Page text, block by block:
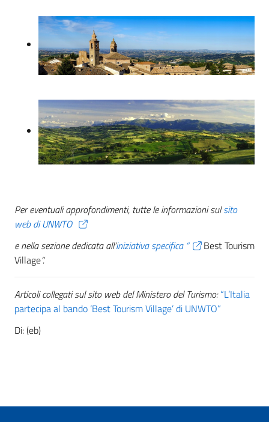
Per eventuali approfondimenti, tutte le informazioni sulsito
web di UNWTO
e nella sezione dedicata all’iniziativa specifica “
Best Tourism
Village“.
Articoli collegati sul sito web del Ministero del Turismo: “L’Italia
partecipa al bando ‘Best Tourism Village’ di UNWTO”
Di: (eb)